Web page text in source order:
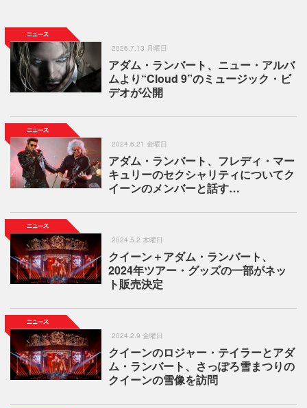
2026.7.13 月曜日
アダム・ランバート、ニュー・アルバ
ムより“Cloud 9”のミュージック・ビ
デオが公開
2024.6.21 金曜日
アダム・ランバート、フレディ・マー
キュリーのセクシャリティについてク
イーンのメンバーと話す…
2024.5.2 木曜日
クイーン＋アダム・ランバート、
2024年ツアー・グッズの一部がネッ
ト販売決定
2024.2.9 金曜日
クイーンのロジャー・テイラーとアダ
ム・ランバート、さっぽろ雪まつりの
クイーンの雪像を訪問